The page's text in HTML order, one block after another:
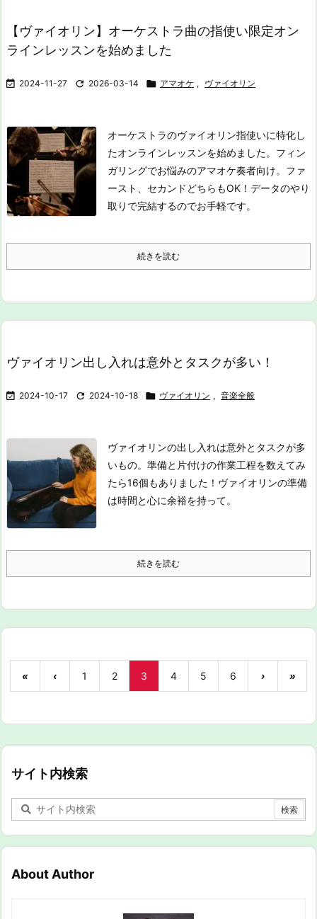
【ヴァイオリン】オーケストラ曲の指使い限定オン
ラインレッスンを始めました
 2024-11-27  2026-03-14  アマオケ , ヴァイオリン
オーケストラのヴァイオリン指使いに特化し
たオンラインレッスンを始めました。フィン
ガリングでお悩みのアマオケ奏者向け。ファ
ースト、セカンドどちらもOK！データのやり
取りで完結するのでお手軽です。
続きを読む
ヴァイオリン出し入れは意外とタスクが多い！
 2024-10-17  2024-10-18  ヴァイオリン , 音楽全般
ヴァイオリンの出し入れは意外とタスクが多
いもの。準備と片付けの作業工程を数えてみ
たら16個もありました！ヴァイオリンの準備
は時間と心に余裕を持って。
続きを読む
« ‹ 1 2 3 4 5 6 › »
サイト内検索
About Author